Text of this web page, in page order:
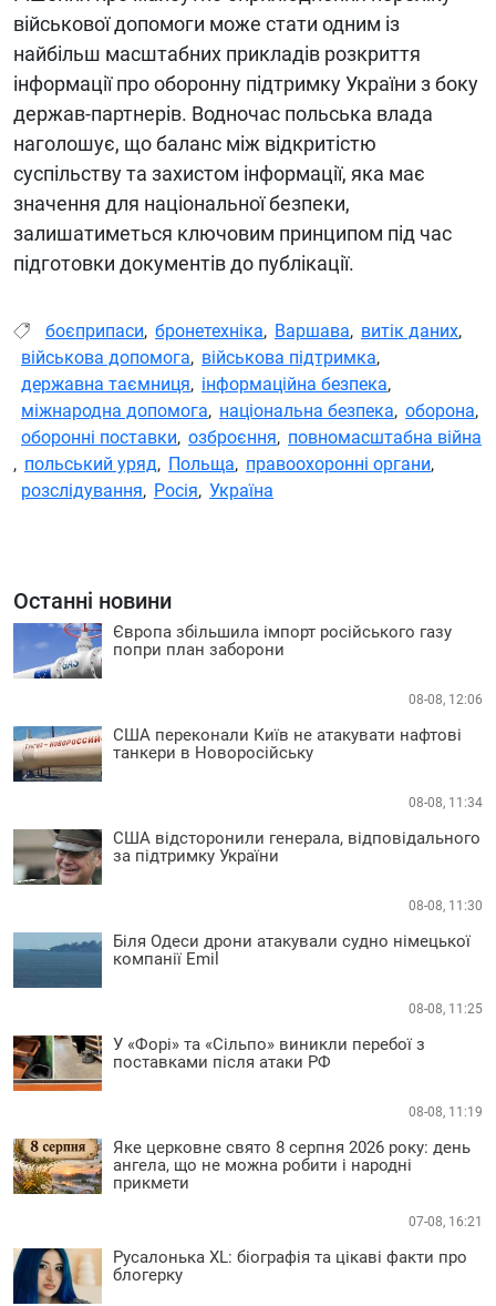
військової допомоги може стати одним із
найбільш масштабних прикладів розкриття
інформації про оборонну підтримку України з боку
держав-партнерів. Водночас польська влада
наголошує, що баланс між відкритістю
суспільству та захистом інформації, яка має
значення для національної безпеки,
залишатиметься ключовим принципом під час
підготовки документів до публікації.
боєприпаси, бронетехніка, Варшава, витік даних,
військова допомога, військова підтримка,
державна таємниця, інформаційна безпека,
міжнародна допомога, національна безпека, оборона,
оборонні поставки, озброєння, повномасштабна війна
, польський уряд, Польща, правоохоронні органи,
розслідування, Росія, Україна
Останні новини
Європа збільшила імпорт російського газу
попри план заборони
08-08, 12:06
США переконали Київ не атакувати нафтові
танкери в Новоросійську
08-08, 11:34
США відсторонили генерала, відповідального
за підтримку України
08-08, 11:30
Біля Одеси дрони атакували судно німецької
компанії Emil
08-08, 11:25
У «Форі» та «Сільпо» виникли перебої з
поставками після атаки РФ
08-08, 11:19
Яке церковне свято 8 серпня 2026 року: день
ангела, що не можна робити і народні
прикмети
07-08, 16:21
Русалонька XL: біографія та цікаві факти про
блогерку